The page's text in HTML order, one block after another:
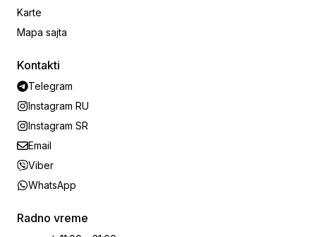
Karte
Mapa sajta
Kontakti
Telegram
Instagram RU
Instagram SR
Email
Viber
WhatsApp
Radno vreme